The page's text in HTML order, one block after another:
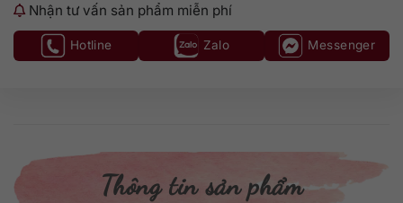
Nhận tư vấn sản phẩm miễn phí
Hotline Zalo Messenger
Thông tin sản phẩm